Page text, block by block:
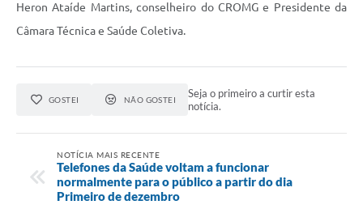
Heron Ataíde Martins, conselheiro do CROMG e Presidente da
Câmara Técnica e Saúde Coletiva.
GOSTEI NÃO GOSTEI
Seja o primeiro a curtir esta
notícia.
NOTÍCIA MAIS RECENTE
Telefones da Saúde voltam a funcionar
normalmente para o público a partir do dia
Primeiro de dezembro